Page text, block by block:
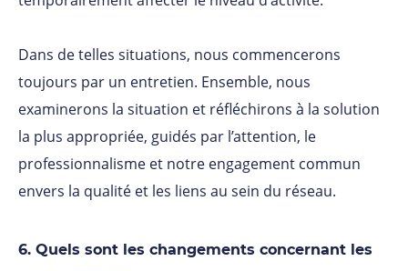
Dans de telles situations, nous commencerons
toujours par un entretien. Ensemble, nous
examinerons la situation et réfléchirons à la solution
la plus appropriée, guidés par l’attention, le
professionnalisme et notre engagement commun
envers la qualité et les liens au sein du réseau.
6. Quels sont les changements concernant les